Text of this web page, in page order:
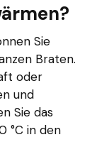
Sie
Braten.
oder
und
Sie das
°C in den